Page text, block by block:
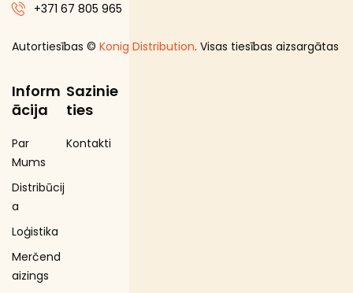
+371 67 805 965
Autortiesības © Konig Distribution. Visas tiesības aizsargātas
Inform
ācija
Par
Mums
Distribūcij
a
Loģistika
Merčend
aizings
Sazinie
ties
Kontakti